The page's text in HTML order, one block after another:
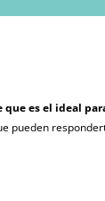
que es el ideal
pueden